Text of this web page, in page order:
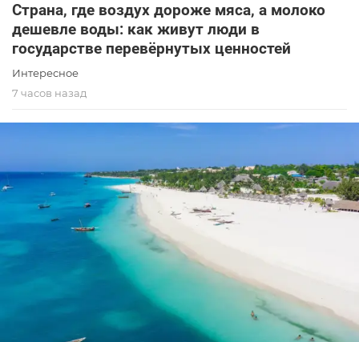
Страна, где воздух дороже мяса, а молоко
дешевле воды: как живут люди в
государстве перевёрнутых ценностей
Интересное
7 часов назад